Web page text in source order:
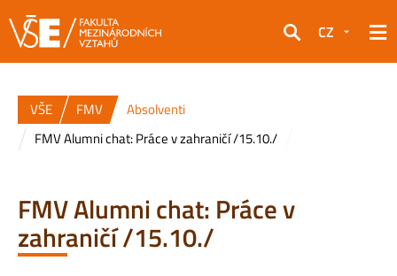
Hledat
CZ
VŠE FMV
Absolventi
FMV Alumni chat: Práce v zahraničí /15.10./
FMV Alumni chat: Práce v
zahraničí /15.10./